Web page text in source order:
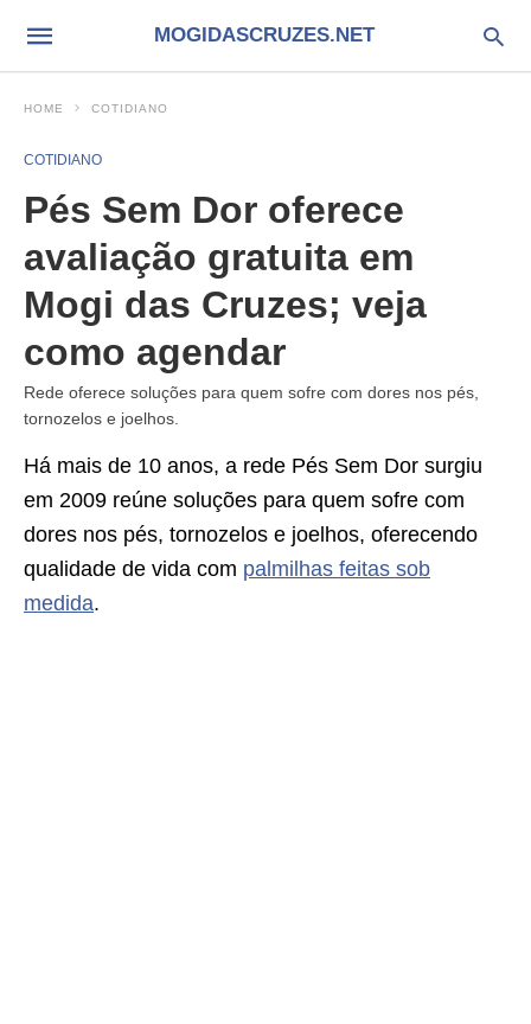
MOGIDASCRUZES.NET
HOME COTIDIANO
COTIDIANO
Pés Sem Dor oferece
avaliação gratuita em
Mogi das Cruzes; veja
como agendar
Rede oferece soluções para quem sofre com dores nos pés,
tornozelos e joelhos.
Há mais de 10 anos, a rede Pés Sem Dor surgiu
em 2009 reúne soluções para quem sofre com
dores nos pés, tornozelos e joelhos, oferecendo
qualidade de vida com palmilhas feitas sob
medida.